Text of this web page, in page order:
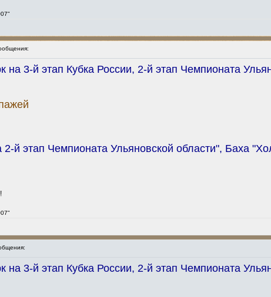
на 3-й этап Кубка России, 2-й этап Чемпионата
й этап Чемпионата Ульяновской области", Баха
на 3-й этап Кубка России, 2-й этап Чемпионата